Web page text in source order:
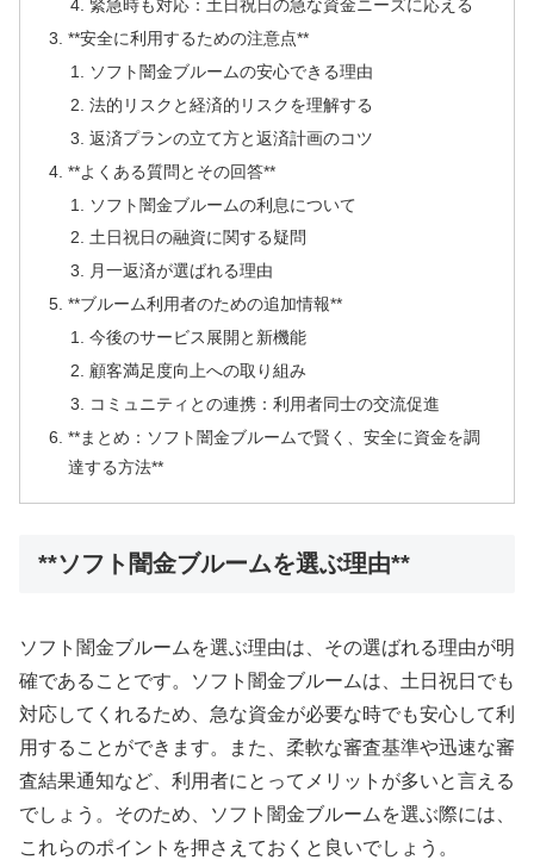
緊急時も対応：土日祝日の急な資金ニーズに応える
**安全に利用するための注意点**
ソフト闇金ブルームの安心できる理由
法的リスクと経済的リスクを理解する
返済プランの立て方と返済計画のコツ
**よくある質問とその回答**
ソフト闇金ブルームの利息について
土日祝日の融資に関する疑問
月一返済が選ばれる理由
**ブルーム利用者のための追加情報**
今後のサービス展開と新機能
顧客満足度向上への取り組み
コミュニティとの連携：利用者同士の交流促進
**まとめ：ソフト闇金ブルームで賢く、安全に資金を調
達する方法**
**ソフト闇金ブルームを選ぶ理由**
ソフト闇金ブルームを選ぶ理由は、その選ばれる理由が明
確であることです。ソフト闇金ブルームは、土日祝日でも
対応してくれるため、急な資金が必要な時でも安心して利
用することができます。また、柔軟な審査基準や迅速な審
査結果通知など、利用者にとってメリットが多いと言える
でしょう。そのため、ソフト闇金ブルームを選ぶ際には、
これらのポイントを押さえておくと良いでしょう。